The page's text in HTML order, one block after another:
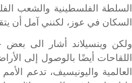
السكان في عوز، لكنني آمل أن
ولكن وينسيلاند أشار الى بعض
اللقاحات أيضًا بالوصول إلى
العالمية واليونيسيف، تدعم